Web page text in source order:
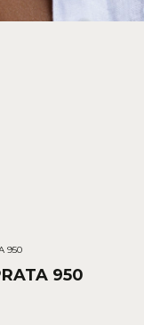
950
950